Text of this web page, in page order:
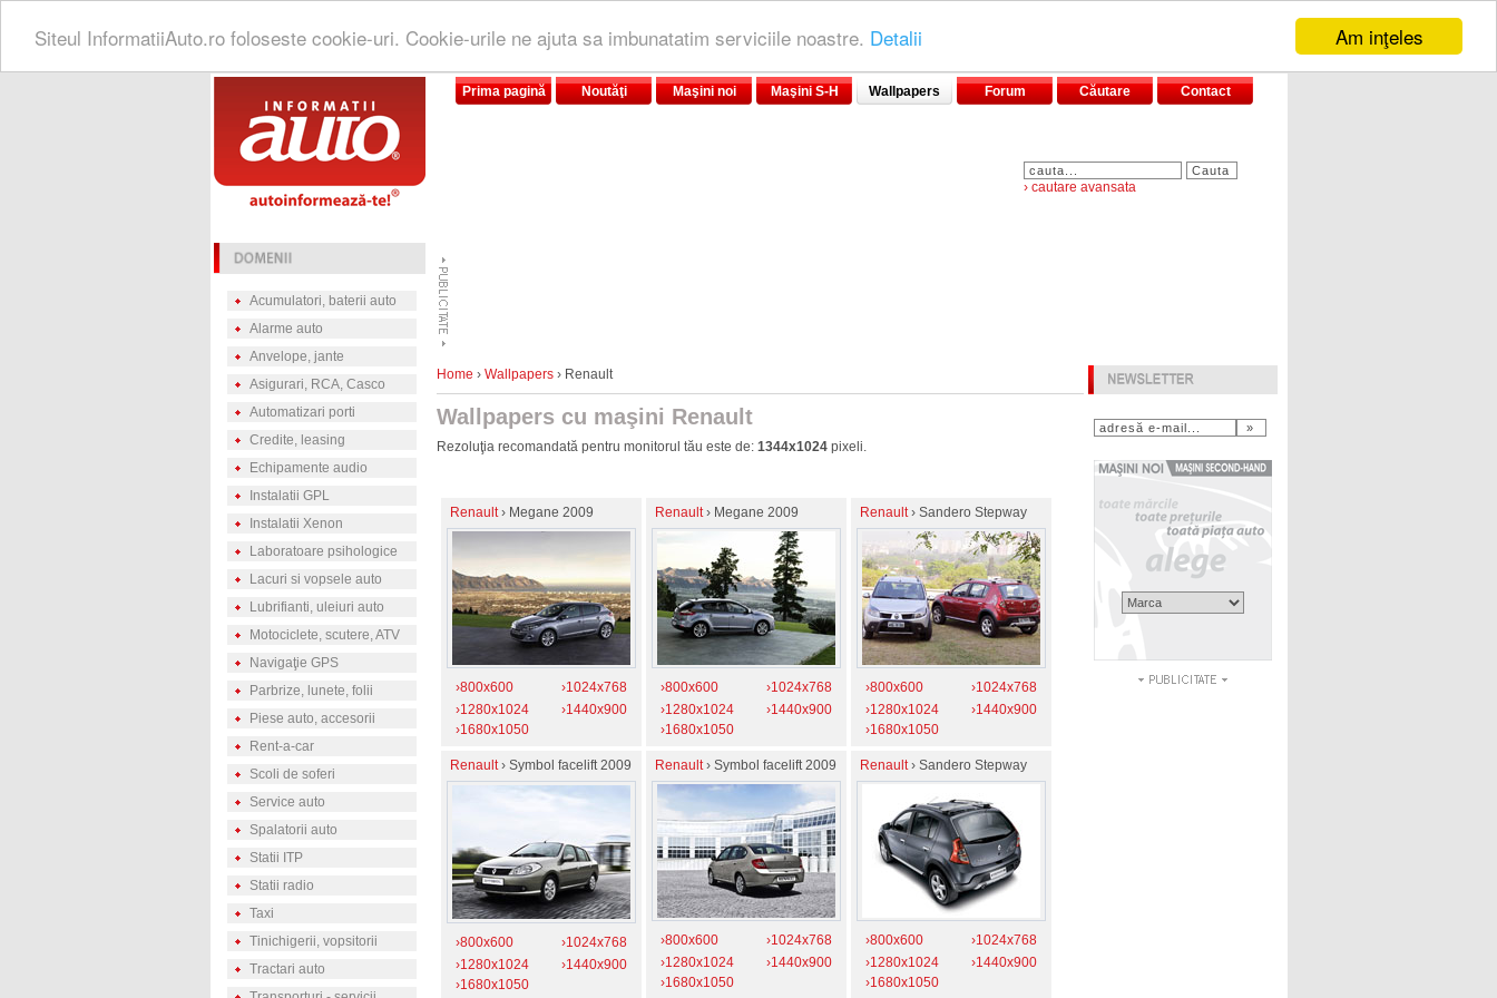
Am inţeles
Siteul InformatiiAuto.ro foloseste cookie-uri. Cookie-urile ne ajuta sa imbunatatim serviciile noastre. Detalii
Prima pagină Noutăţi Maşini noi Maşini S-H Wallpapers Forum Căutare Contact
› cautare avansata
Acumulatori, baterii auto
Alarme auto
Anvelope, jante
Asigurari, RCA, Casco
Automatizari porti
Credite, leasing
Echipamente audio
Instalatii GPL
Instalatii Xenon
Laboratoare psihologice
Lacuri si vopsele auto
Lubrifianti, uleiuri auto
Motociclete, scutere, ATV
Navigaţie GPS
Parbrize, lunete, folii
Piese auto, accesorii
Rent-a-car
Scoli de soferi
Service auto
Spalatorii auto
Statii ITP
Statii radio
Taxi
Tinichigerii, vopsitorii
Tractari auto
Home › Wallpapers› Renault
Wallpapers cu maşini Renault
Rezoluţia recomandată pentru monitorul tău este de: 1344x1024pixeli.
Renault› Megane 2009
›800x600
›1024x768
›1280x1024
›1440x900
›1680x1050
Renault› Megane 2009
›800x600
›1024x768
›1280x1024
›1440x900
›1680x1050
Renault› Sandero Stepway
›800x600
›1024x768
›1280x1024
›1440x900
›1680x1050
Renault› Symbol facelift 2009
›800x600
›1024x768
›1280x1024
›1440x900
›1680x1050
Renault› Symbol facelift 2009
›800x600
›1024x768
›1280x1024
›1440x900
›1680x1050
Renault› Sandero Stepway
›800x600
›1024x768
›1280x1024
›1440x900
›1680x1050